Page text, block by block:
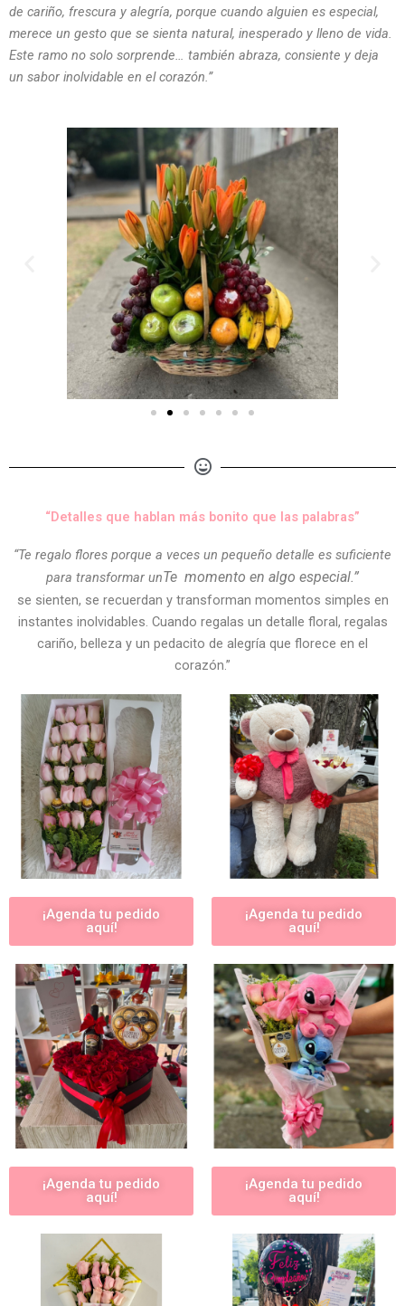
de cariño, frescura y alegría, porque cuando alguien es especial,
merece un gesto que se sienta natural, inesperado y lleno de vida.
Este ramo no solo sorprende… también abraza, consiente y deja
un sabor inolvidable en el corazón.”
“Detalles que hablan más bonito que las palabras”
“Te regalo flores porque a veces un pequeño detalle es suficiente
para transformar unTe momento en algo especial.”
se sienten, se recuerdan y transforman momentos simples en
instantes inolvidables. Cuando regalas un detalle floral, regalas
cariño, belleza y un pedacito de alegría que florece en el
corazón.”
¡Agenda tu pedido
aquí!
¡Agenda tu pedido
aquí!
¡Agenda tu pedido
aquí!
¡Agenda tu pedido
aquí!